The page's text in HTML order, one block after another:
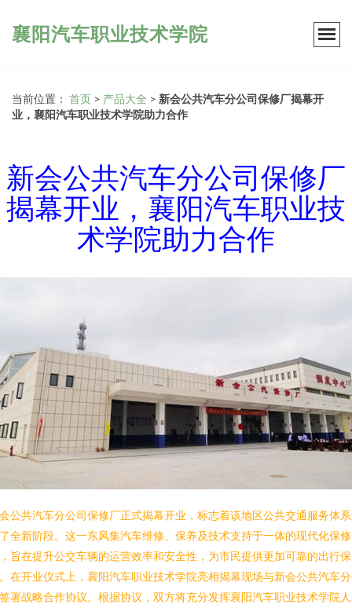
襄阳汽车职业技术学院
当前位置： 首页 > 产品大全 > 新会公共汽车分公司保修厂揭幕开
业，襄阳汽车职业技术学院助力合作
新会公共汽车分公司保修厂
揭幕开业，襄阳汽车职业技
术学院助力合作
公共汽车分公司保修厂正式揭幕开业，标志着该地区公共交通服务体
全新阶段。这一东风集汽车维修、保养及技术支持于一体的现代化保修
旨在提升公交车辆的运营效率和安全性，为市民提供更加可靠的出行保
在开业仪式上，襄阳汽车职业技术学院亮相揭幕现场与新会公共汽车
署战略合作协议。根据协议，双方将充分发挥襄阳汽车职业技术学院